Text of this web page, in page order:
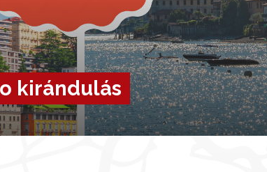
kirándulás